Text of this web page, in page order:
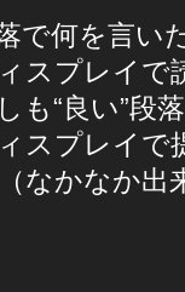
で何を言い
スプレイ
も“良い”段
スプレイで
なかなか